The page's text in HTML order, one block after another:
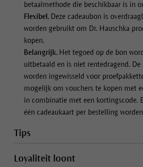
betaalmethode die beschikbaar is in
Flexibel. Deze cadeaubon is
worden gebruikt om Dr. Hauschka
kopen.
Belangrijk. Het tegoed op de bon
uitbetaald en is niet rentedragend.
worden ingewisseld voor
mogelijk om vouchers te kopen met
in combinatie met een kortingscode.
één cadeaukaart per bestelling
Tips
Loyaliteit loont